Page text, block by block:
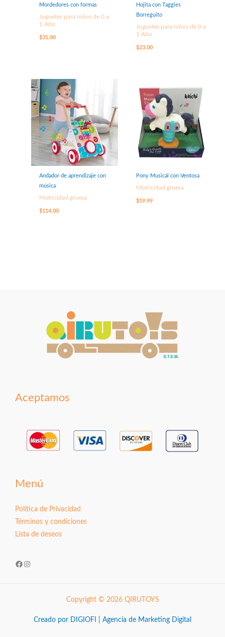
Mordedores con formas
Juguetes para niños de 0 a
1 Año
$31.00
Hojita con Taggies
Borreguito
Juguetes para niños de 0 a
1 Año
$23.00
Andador de aprendizaje con
música
Motricidad gruesa
$114.00
Pony Musical con Ventosa
Motricidad gruesa
$19.99
Aceptamos
Menú
Política de Privacidad
Términos y condiciones
Lista de deseos
Facebook
Instagram
Copyright © 2026 QIRUTOYS
Creado por DIGIOFI | Agencia de Marketing Digital